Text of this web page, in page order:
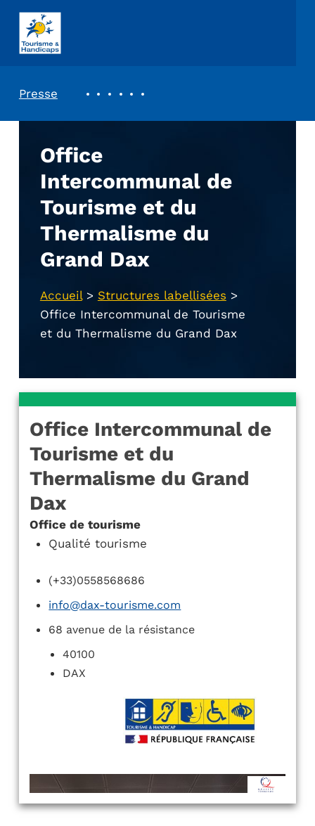
ASSOCIATION TOURISME ET HANDICAPS
Presse
Office
Intercommunal de
Tourisme et du
Thermalisme du
Grand Dax
Accueil> Structures labellisées >
Office Intercommunal de Tourisme
et du Thermalisme du Grand Dax
Office Intercommunal de
Tourisme et du
Thermalisme du Grand
Dax
Office de tourisme
Qualité tourisme
(+33)0558568686
info@dax-tourisme.com
68 avenue de la résistance
40100
DAX